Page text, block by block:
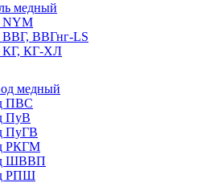
медный
NYM
ВВГ, ВВГнг-LS
КГ, КГ-ХЛ
медный
ПВС
ПуВ
ПуГВ
РКГМ
ШВВП
РПШ